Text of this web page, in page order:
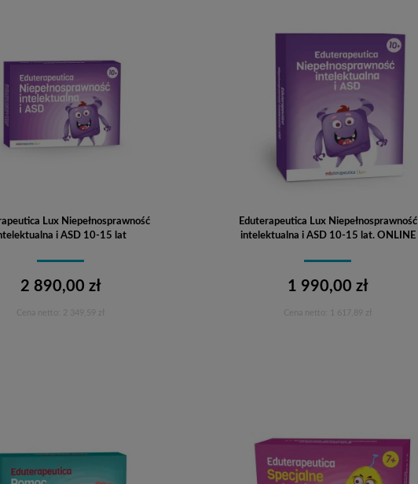
Lux Niepełnosprawność
i ASD 10-15 lat
2 890,00 zł
2 349,59 zł
Eduterapeutica Lux Niepełnosprawność
intelektualna i ASD 10-15 lat. ONLINE
1 990,00 zł
1 617,89 zł